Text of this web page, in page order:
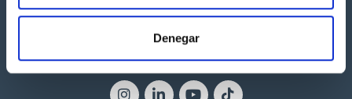
Denegar
Síguenos: